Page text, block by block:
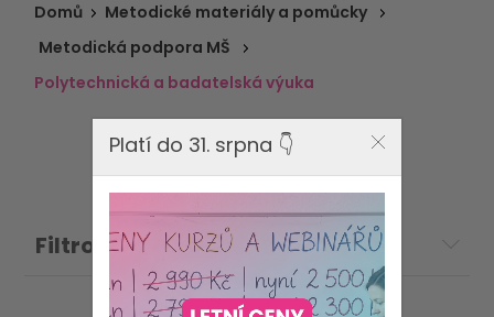
Domů
Metodické materiály a pomůcky
Metodická podpora MŠ
Polytechnická a badatelská výuka
Filtrovat:
Platí do 31. srpna 👇